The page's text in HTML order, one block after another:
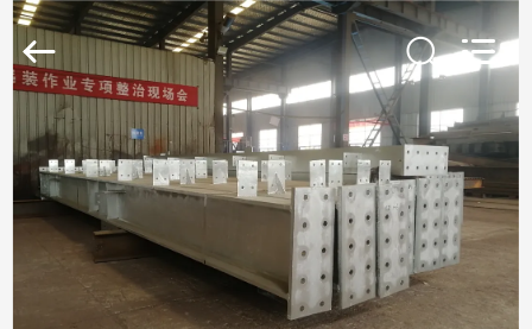
RUMAH
PRODUK
VIDEO
Ruly
Steel
Engineering
Co.,Ltd.
Rights